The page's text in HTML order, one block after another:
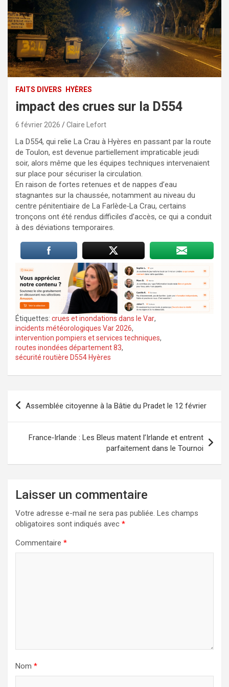
FAITS DIVERS HYÈRES
impact des crues sur la D554
6 février 2026 Claire Lefort
La D554, qui relie La Crau à Hyères en passant par la route
de Toulon, est devenue partiellement impraticable jeudi
soir, alors même que les équipes techniques intervenaient
sur place pour sécuriser la circulation.
En raison de fortes retenues et de nappes d’eau
stagnantes sur la chaussée, notamment au niveau du
centre pénitentiaire de La Farlède‑La Crau, certains
tronçons ont été rendus difficiles d’accès, ce qui a conduit
à des déviations temporaires.
Étiquettes: crues et inondations dans le Var,
incidents météorologiques Var 2026,
intervention pompiers et services techniques,
routes inondées département 83,
sécurité routière D554 Hyères
Navigation
Assemblée citoyenne à la Bâtie du Pradet le 12 février
France‑Irlande : Les Bleus matent l’Irlande et entrent
parfaitement dans le Tournoi
Laisser un commentaire
Votre adresse e-mail ne sera pas publiée. Les champs
obligatoires sont indiqués avec *
Commentaire *
Nom *